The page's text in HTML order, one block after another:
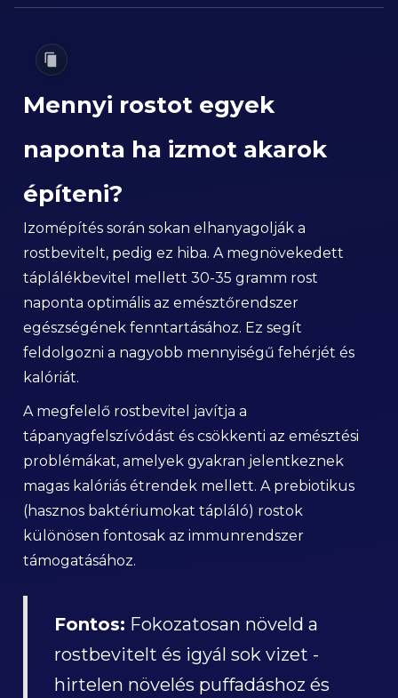
Mennyi rostot egyek
naponta ha izmot akarok
építeni?
Izomépítés során sokan elhanyagolják a
rostbevitelt, pedig ez hiba. A megnövekedett
táplálékbevitel mellett 30-35 gramm rost
naponta optimális az emésztőrendszer
egészségének fenntartásához. Ez segít
feldolgozni a nagyobb mennyiségű fehérjét és
kalóriát.
A megfelelő rostbevitel javítja a
tápanyagfelszívódást és csökkenti az emésztési
problémákat, amelyek gyakran jelentkeznek
magas kalóriás étrendek mellett. A prebiotikus
(hasznos baktériumokat tápláló) rostok
különösen fontosak az immunrendszer
támogatásához.
Fontos: Fokozatosan növeld a
rostbevitelt és igyál sok vizet -
hirtelen növelés puffadáshoz és